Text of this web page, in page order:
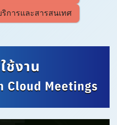
การและสารสนเทศ